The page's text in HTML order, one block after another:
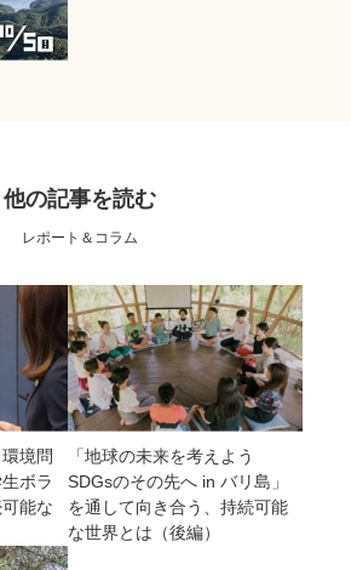
他の記事を読む
レポート＆コラム
境問
ボラ
能な
「地球の未来を考えよう
SDGsのその先へ in バリ島」
を通して向き合う、持続可能
な世界とは（後編）